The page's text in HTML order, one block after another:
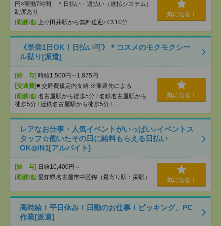
円×実働7時間 ＊日払い・週払い（速払システム）
制度あり
[勤務地] 上小田井駅から無料送迎バス10分
気になる！
《単発1日OK！日払い可》＊コスメのモクモクシー
ル貼り[派遣]
[給 与] 時給1,500円～1,875円
[交通費]■ 交通費規定内支給 ※派遣先による
[勤務地] 名古屋駅から徒歩5分 / 名鉄名古屋駅から
徒歩5分 / 近鉄名古屋駅から徒歩5分 / …
気になる！
レアなお仕事・人気イベントがいっぱい♪イベントス
タッフ☆働いたその日に給料もらえる日払い
OK◎/N1[アルバイト]
[給 与] 日給10,400円～
[勤務地] 愛知県名古屋市中区錦（最寄り駅：栄駅） 気になる！
高時給！平日休み！日勤のお仕事！ピッキング、PC
作業[派遣]